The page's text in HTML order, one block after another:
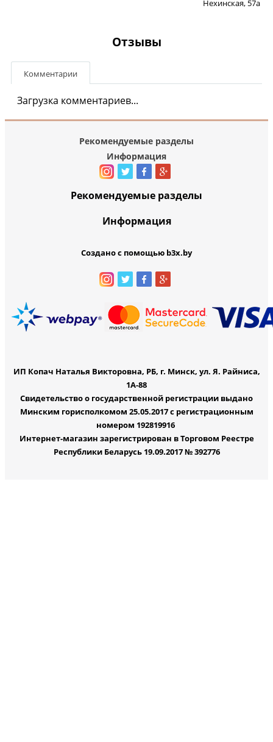
Нехинская, 57а
Отзывы
Комментарии
Загрузка комментариев...
Рекомендуемые разделы
Информация
Рекомендуемые разделы
Информация
Создано с помощью b3x.by
ИП Копач Наталья Викторовна, РБ, г. Минск, ул. Я. Райниса,
1А-88
Свидетельство о государственной регистрации выдано
Минским горисполкомом 25.05.2017 с регистрационным
номером 192819916
Интернет-магазин зарегистрирован в Торговом Реестре
Республики Беларусь 19.09.2017 № 392776